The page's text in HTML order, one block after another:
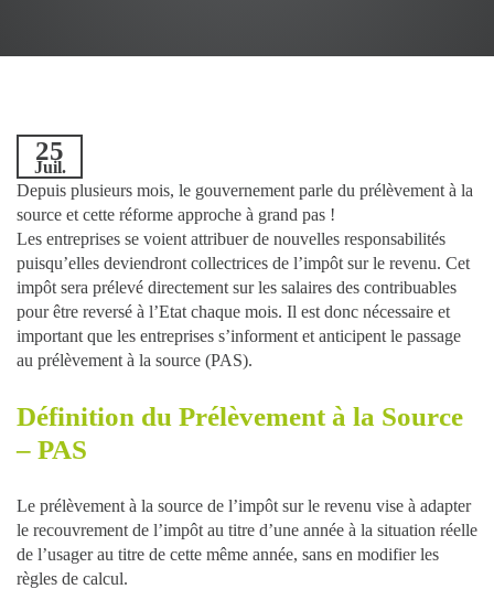
25
Juil.
Depuis plusieurs mois, le gouvernement parle du prélèvement à la
source et cette réforme approche à grand pas !
Les entreprises se voient attribuer de nouvelles responsabilités
puisqu’elles deviendront collectrices de l’impôt sur le revenu. Cet
impôt sera prélevé directement sur les salaires des contribuables
pour être reversé à l’Etat chaque mois. Il est donc nécessaire et
important que les entreprises s’informent et anticipent le passage
au prélèvement à la source (PAS).
Définition du Prélèvement à la Source
– PAS
Le prélèvement à la source de l’impôt sur le revenu vise à adapter
le recouvrement de l’impôt au titre d’une année à la situation réelle
de l’usager au titre de cette même année, sans en modifier les
règles de calcul.